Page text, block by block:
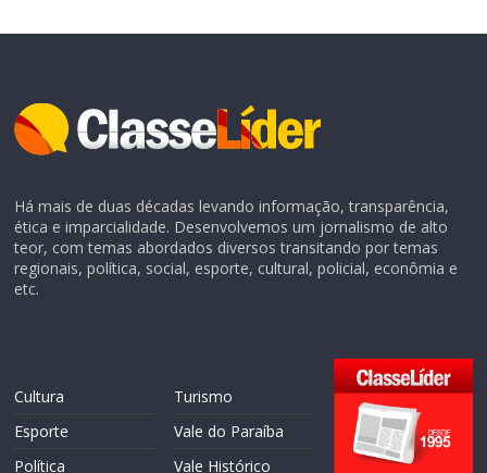
Há mais de duas décadas levando informação, transparência,
ética e imparcialidade. Desenvolvemos um jornalismo de alto
teor, com temas abordados diversos transitando por temas
regionais, política, social, esporte, cultural, policial, econômia e
etc.
Cultura
Esporte
Política
Turismo
Vale do Paraíba
Vale Histórico